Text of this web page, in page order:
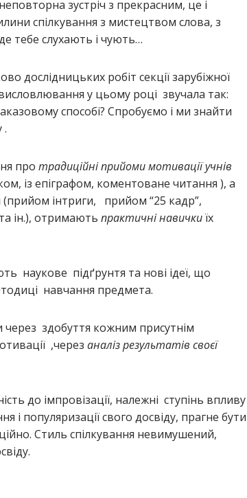
зустріч з прекрасним, це і
спілкування з мистецтвом слова, з
тебе слухають і чують…
дослідницьких робіт секції зарубіжної
у цьому році звучала так:
способі? Спробуємо і ми знайти
.
про традиційні прийоми мотивації учнів
із епіграфом, коментоване читання ), а
інтриги, прийом “25 кадр”,
ін.), отримають практичні навичкиїх
наукове підґрунтя та нові ідеї, що
навчання предмета.
через здобуття кожним присутнім
,через аналіз результатів своєї
до імпровізації, належні ступінь впливу
і популяризації свого досвіду, прагне бути
Стиль спілкування невимушений,
– 2019 рр.) Розділ І. Автореферат та
дисертація